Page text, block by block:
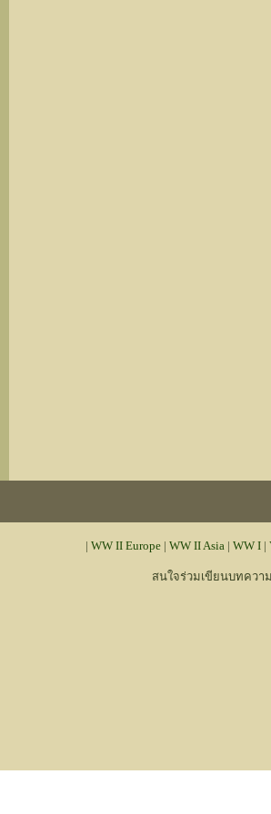
| WW II Europe | WW II Asia | WW I |
สนใจร่วมเขียนบทควา